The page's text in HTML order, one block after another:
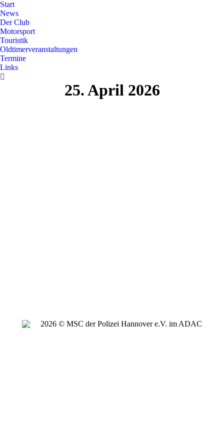
Start
News
Der Club
Motorsport
Touristik
Oldtimerveranstaltungen
Termine
Links
Search:
25. April 2026
2026 © MSC der Polizei Hannover e.V. im ADAC